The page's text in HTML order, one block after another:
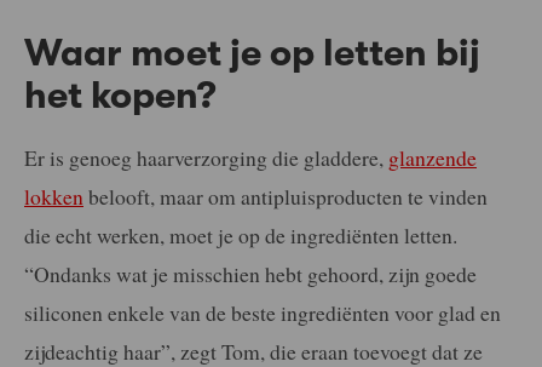
Waar moet je op letten bij
het kopen?
Er is genoeg haarverzorging die gladdere, glanzende
lokkenbelooft, maar om antipluisproducten te vinden
die echt werken, moet je op de ingrediënten letten.
“Ondanks wat je misschien hebt gehoord, zijn goede
siliconen enkele van de beste ingrediënten voor glad en
zijdeachtig haar”, zegt Tom, die eraan toevoegt dat ze